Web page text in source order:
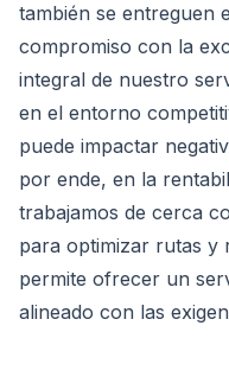
también se entreguen
compromiso con la
integral de nuestro
en el entorno
puede impactar
por ende, en la
trabajamos de cerca
para optimizar rutas y
permite ofrecer un
alineado con las